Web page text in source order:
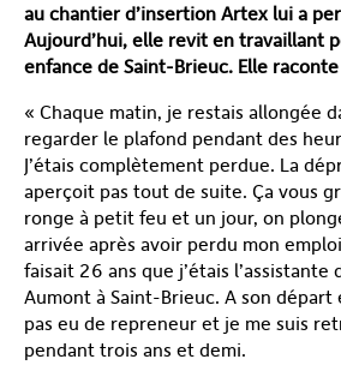
au chantier d’insertion Artex lui a
Aujourd’hui, elle revit en travaillant
enfance de Saint-Brieuc. Elle
« Chaque matin, je restais allongée
regarder le plafond pendant des
J’étais complètement perdue. La
aperçoit pas tout de suite. Ça vous
ronge à petit feu et un jour, on
arrivée après avoir perdu mon
faisait 26 ans que j’étais
Aumont à Saint-Brieuc. A son départ
pas eu de repreneur et je me suis
pendant trois ans et demi.